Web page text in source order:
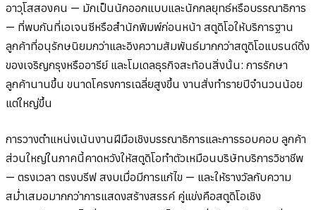
อาวุโสสองคน — มักเป็นนักออกแบบและนักกลยุทธ์หรือบรรณาธิการ
— ที่พบกันที่เอเจนซีหรือสำนักพิมพ์ก่อนหน้า สตูดิโอให้บริการฐาน
ลูกค้าที่อนุรักษนิยมกว่าและอิงความสัมพันธ์มากกว่าสตูดิโอแบรนด์ดิ้ง
ของเจริญกรุงหรืออารีย์ และโมเดลธุรกิจสะท้อนสิ่งนั้น: การรักษา
ลูกค้านานขึ้น ขนาดโครงการเฉลี่ยสูงขึ้น งานสั่งทำรายปีจำนวนน้อย
แต่ใหญ่ขึ้น
การวางตำแหน่งเน้นงานฝีมือเชิงบรรณาธิการและการรอบคอบ ลูกค้า
ส่วนใหญ่ในภาคนี้คาดหวังให้สตูดิโอทำตัวเหมือนบริษัทบริการวิชาชีพ
— ตรงเวลา ตรงบรีฟ สงบเมื่อมีการแก้ไข — และให้รางวัลกับความ
สม่ำเสมอมากกว่าการแสดงสร้างสรรค์ คู่แข่งคือสตูดิโอเชิง